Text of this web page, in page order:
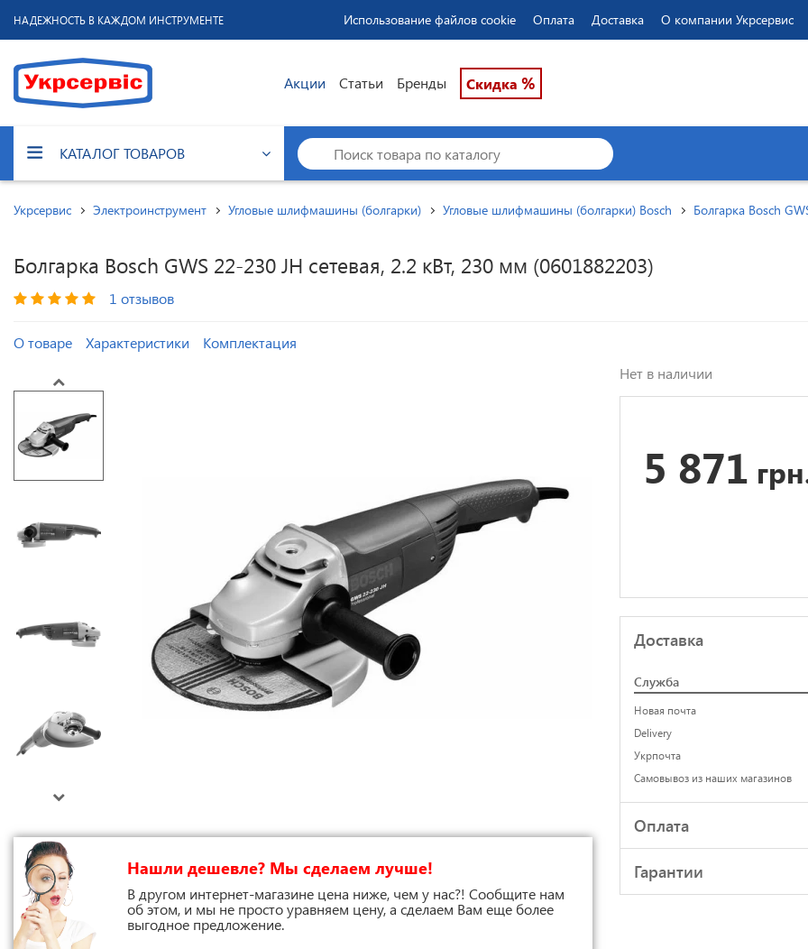
НАДЕЖНОСТЬ В КАЖДОМ ИНСТРУМЕНТЕ Использование файлов cookie Оплата Доставка О компании Укрсервис
Акции Статьи Бренды Скидка %
КАТАЛОГ ТОВАРОВ
Укрсервис Электроинструмент Угловые шлифмашины (болгарки) Угловые шлифмашины (болгарки) Bosch Болгарка Bosch
Болгарка Bosch GWS 22-230 JH сетевая, 2.2 кВт, 230 мм (0601882203)
1 отзывов
О товаре Характеристики Комплектация
Нашли дешевле? Мы сделаем лучше!
В другом интернет-магазине цена ниже, чем у нас?! Сообщите нам
об этом, и мы не просто уравняем цену, а сделаем Вам еще более
выгодное предложение.
Нет в наличии
5 871
Доставка
Служба
Новая почта
Delivery
Укрпочта
Самовывоз из наших магазинов
Оплата
Гарантии